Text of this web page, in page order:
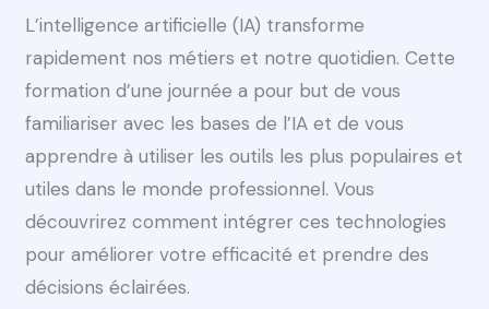
L’intelligence artificielle (IA) transforme
rapidement nos métiers et notre quotidien. Cette
formation d’une journée a pour but de vous
familiariser avec les bases de l’IA et de vous
apprendre à utiliser les outils les plus populaires et
utiles dans le monde professionnel. Vous
découvrirez comment intégrer ces technologies
pour améliorer votre efficacité et prendre des
décisions éclairées.